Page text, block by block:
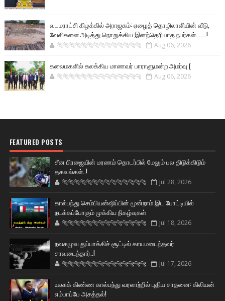
வடமராட்சி கிழக்கில் அராஜகம்: ஏழைத் தொழிலாளியின் வீடு,
வேலிகளை அடித்து நொறுக்கிய இனந்தெரியாத நபர்கள்.......!
🐅🐅🐅🐅🐅🐅🐆🐆🐆🐆🐆🐆🐆🐆 Aug 06, 2026
கலைமகளில் கலக்கிய மாணவர் பாராளுமன்ற அமர்வு (
🐅🐅🐅🐅🐅🐅🐆🐆🐆🐆🐆🐆🐆🐆 Aug 06, 2026
FEATURED POSTS
சீன பிரஜையின் மரணம் தொடர்பில் மேலும் பல திடுக்கிடும்
தகவல்கள்..!
🐅🐅🐅🐅🐅🐅🐆🐆🐆🐆🐆🐆🐆🐆 Jul 28, 2026
கால்பந்து செம்பியன்ஷிப்பின் மூன்றாம் இட போட்டியில்
நடக்கப்போகும் முக்கிய நிகழ்வுகள்
🐅🐅🐅🐅🐅🐅🐆🐆🐆🐆🐆🐆🐆🐆 Jul 18, 2026
நவகமுவ துப்பாக்கிச் சூட்டில் காயமடைந்தவர்
சாவடைந்தார்..!
🐅🐅🐅🐅🐅🐅🐆🐆🐆🐆🐆🐆🐆🐆 Jul 17, 2026
உலகக் கிண்ண கால்பந்து வரலாற்றில் புதிய சாதனை: கிலியன்
எம்பாப்பே அசத்தல்!